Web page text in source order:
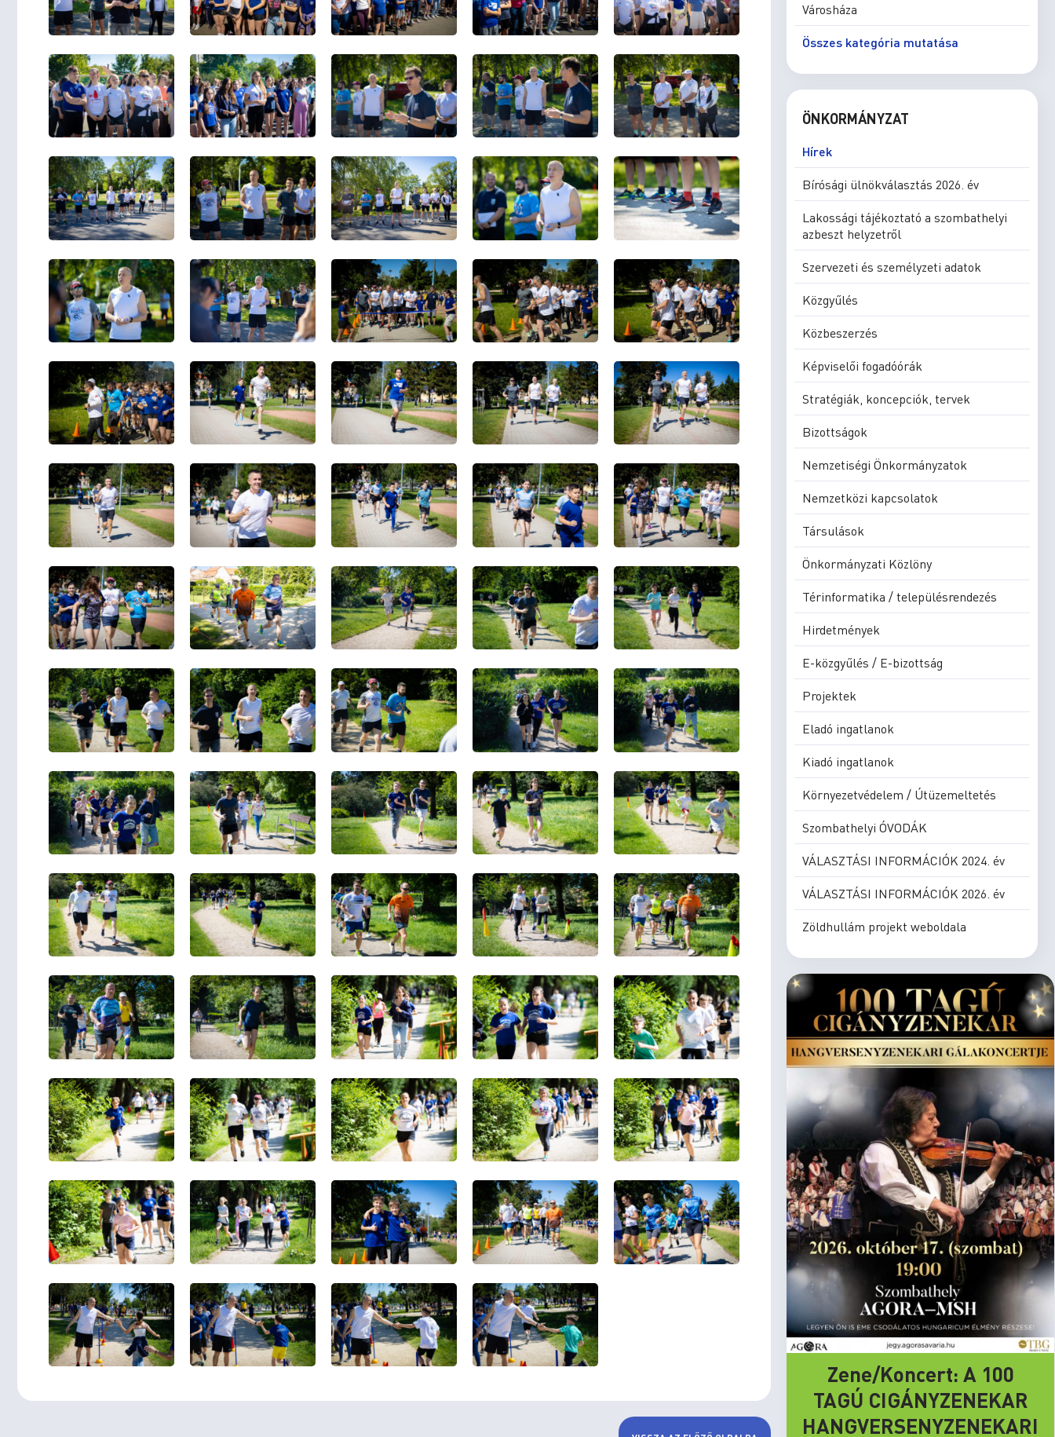
Városháza
Összes kategória mutatása
ÖNKORMÁNYZAT
Hírek
Bírósági ülnökválasztás 2026. év
Lakossági tájékoztató a szombathelyi
azbeszt helyzetről
Szervezeti és személyzeti adatok
Közgyűlés
Közbeszerzés
Képviselői fogadóórák
Stratégiák, koncepciók, tervek
Bizottságok
Nemzetiségi Önkormányzatok
Nemzetközi kapcsolatok
Társulások
Önkormányzati Közlöny
Térinformatika / településrendezés
Hirdetmények
E-közgyűlés / E-bizottság
Projektek
Eladó ingatlanok
Kiadó ingatlanok
Környezetvédelem / Útüzemeltetés
Szombathelyi ÓVODÁK
VÁLASZTÁSI INFORMÁCIÓK 2024. év
VÁLASZTÁSI INFORMÁCIÓK 2026. év
Zöldhullám projekt weboldala
Zene/Koncert: A 100
TAGÚ CIGÁNYZENEKAR
HANGVERSENYZENEKARI